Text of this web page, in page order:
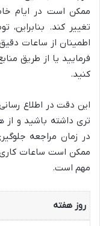
ممکن است در ایام
تغییر کند.
اطمینان از ساعات
فرمایید یا از طریق
کنید.
این دقت در اطلاع
تری داشته باشید و از
در زمان مراجعه
ممکن است ساعات کاری
مهم است.
روز هفته